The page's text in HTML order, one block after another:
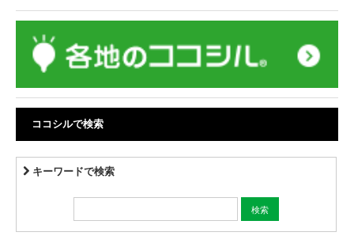
ココシルで検索
キーワードで検索